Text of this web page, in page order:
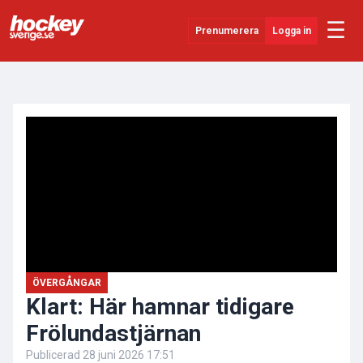
Prenumerera Logga in ☰
ÖVERGÅNGAR
Klart: Här hamnar tidigare
Frölundastjärnan
Publicerad 28 juni 2026 17:51